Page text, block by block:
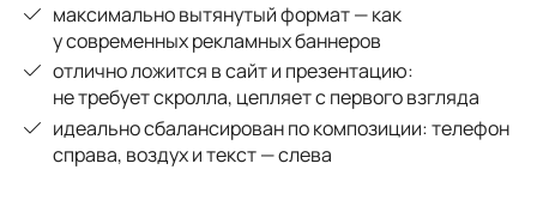
максимально вытянутый формат — как
у современных рекламных баннеров
отлично ложится в сайт и презентацию:
не требует скролла, цепляет с первого взгляда
идеально сбалансирован по композиции: телефон
справа, воздух и текст — слева